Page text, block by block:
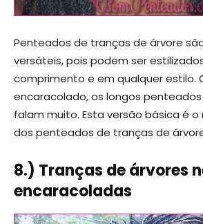
Penteados de tranças de árvore
versáteis, pois podem ser
comprimento e em qualquer estilo.
encaracolado, os longos
falam muito. Esta versão básica é o
dos penteados de tranças de
8.) Tranças de árvores
encaracoladas